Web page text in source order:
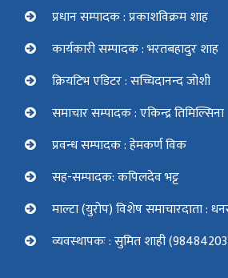
प्रधान सम्पादक : प्रकाशविक्रम शाह
कार्यकारी सम्पादक : भरतबहादुर शाह
क्रियटिभ एडिटर : सच्चिदानन्द जोशी
समाचार सम्पादक : एकिन्द्र तिमिल्सिना
प्रवन्ध सम्पादक : हेमकर्ण विक
सह-सम्पादक: कपिलदेव भट्ट
माल्टा (युरोप) विशेष समाचारदाता :
व्यवस्थापकः : सुमित शाही